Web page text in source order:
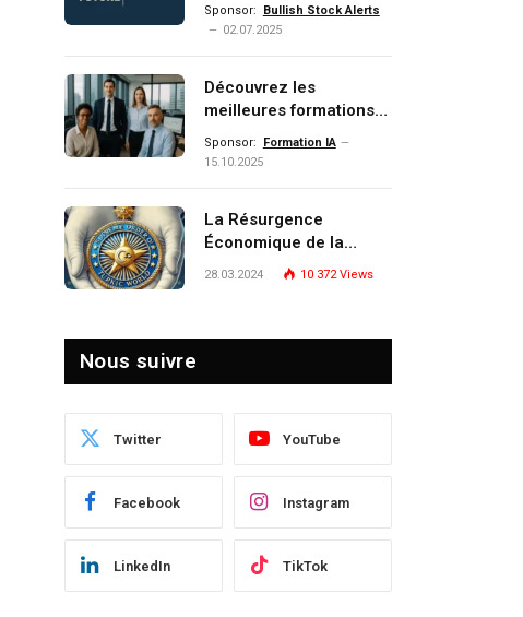
comprendre, investir et
Sponsor:
Bullish Stock Alerts
02.07.2025
Découvrez les
meilleures formations
Data, IA, automatisation
et investissement
écosystème d’experts
Sponsor:
Formation IA
15.10.2025
La Résurgence
Économique de la
Turquie : Naviguer dans
28.03.2024 10 372Views
Nous suivre
Twitter YouTube
Facebook Instagram
LinkedIn TikTok